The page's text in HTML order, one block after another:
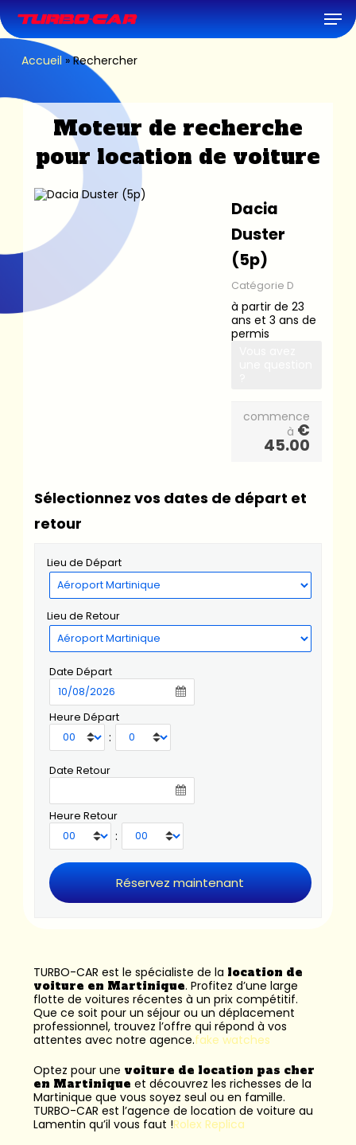
to
main
content
Accueil »Rechercher
Moteur de recherche
pour location de voiture
Dacia
Duster
(5p)
Catégorie D
à partir de 23
ans et 3 ans de
permis
commence
à €
45.00
Sélectionnez vos dates de départ et
retour
Lieu de Départ
Lieu de Retour
Date Départ
Heure Départ
:
Date Retour
Heure Retour
:
TURBO-CAR est le spécialiste de la location de
voiture en Martinique. Profitez d’une large
flotte de voitures récentes à un prix compétitif.
Que ce soit pour un séjour ou un déplacement
professionnel, trouvez l’offre qui répond à vos
attentes avec notre agence.fake watches
Optez pour une voiture de location pas cher
en Martinique et découvrez les richesses de la
Martinique que vous soyez seul ou en famille.
TURBO-CAR est l’agence de location de voiture au
Lamentin qu’il vous faut !Rolex Replica